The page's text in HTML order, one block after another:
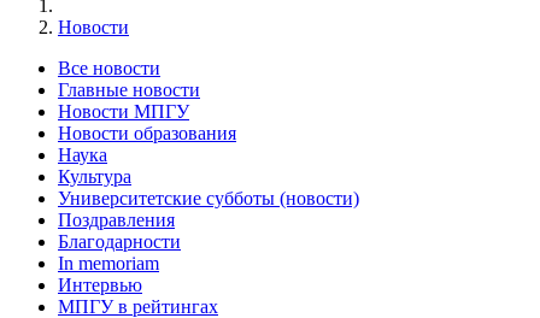
Новости
Все новости
Главные новости
Новости МПГУ
Новости образования
Наука
Культура
Университетские субботы (новости)
Поздравления
Благодарности
In memoriam
Интервью
МПГУ в рейтингах